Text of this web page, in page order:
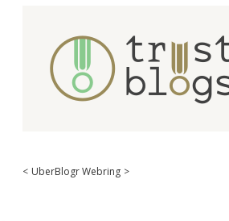
< UberBlogr Webring >